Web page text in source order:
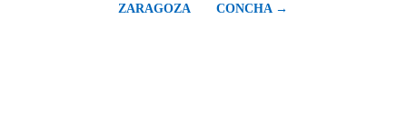
ZARAGOZA
CONCHA →